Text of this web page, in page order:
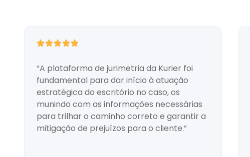
“A plataforma de jurimetria da Kurier foi
fundamental para dar início à atuação
estratégica do escritório no caso, os
munindo com as informações necessárias
para trilhar o caminho correto e garantir a
mitigação de prejuízos para o cliente.”